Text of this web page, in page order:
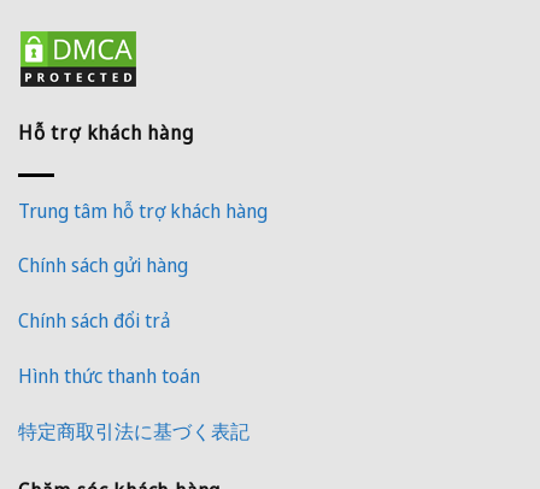
Hỗ trợ khách hàng
Trung tâm hỗ trợ khách hàng
Chính sách gửi hàng
Chính sách đổi trả
Hình thức thanh toán
特定商取引法に基づく表記